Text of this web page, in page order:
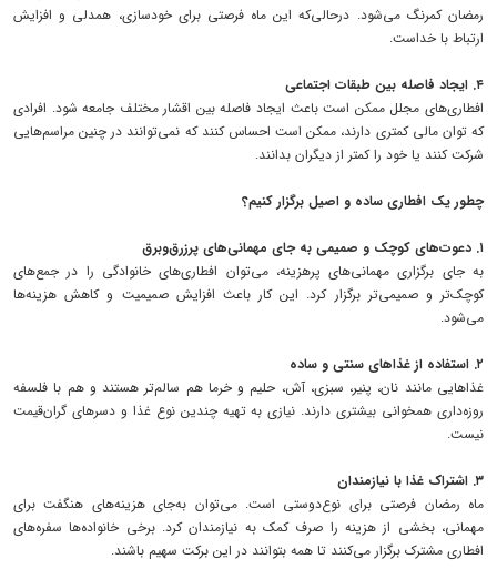
رمضان کمرنگ می‌شود. درحالی‌که این ماه فرصتی برای خودسازی، همدلی و افزایش
ارتباط با خداست.
۴. ایجاد فاصله بین طبقات اجتماعی
افطاری‌های مجلل ممکن است باعث ایجاد فاصله بین اقشار مختلف جامعه شود. افرادی
که توان مالی کمتری دارند، ممکن است احساس کنند که نمی‌توانند در چنین مراسم‌هایی
شرکت کنند یا خود را کمتر از دیگران بدانند.
چطور یک افطاری ساده و اصیل برگزار کنیم؟
۱. دعوت‌های کوچک و صمیمی به جای مهمانی‌های پرزرق‌وبرق
به جای برگزاری مهمانی‌های پرهزینه، می‌توان افطاری‌های خانوادگی را در جمع‌های
کوچک‌تر و صمیمی‌تر برگزار کرد. این کار باعث افزایش صمیمیت و کاهش هزینه‌ها
می‌شود.
۲. استفاده از غذاهای سنتی و ساده
غذاهایی مانند نان، پنیر، سبزی، آش، حلیم و خرما هم سالم‌تر هستند و هم با فلسفه
روزه‌داری همخوانی بیشتری دارند. نیازی به تهیه چندین نوع غذا و دسرهای گران‌قیمت
نیست.
۳. اشتراک غذا با نیازمندان
ماه رمضان فرصتی برای نوع‌دوستی است. می‌توان به‌جای هزینه‌های هنگفت برای
مهمانی، بخشی از هزینه را صرف کمک به نیازمندان کرد. برخی خانواده‌ها سفره‌های
افطاری مشترک برگزار می‌کنند تا همه بتوانند در این برکت سهیم باشند.